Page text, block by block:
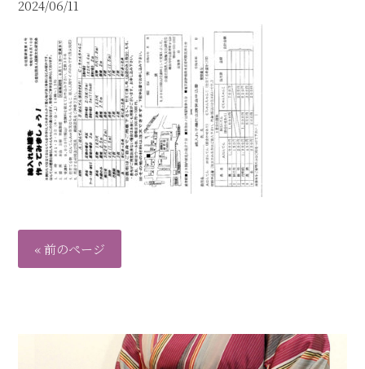
2024/06/11
« 前のページ